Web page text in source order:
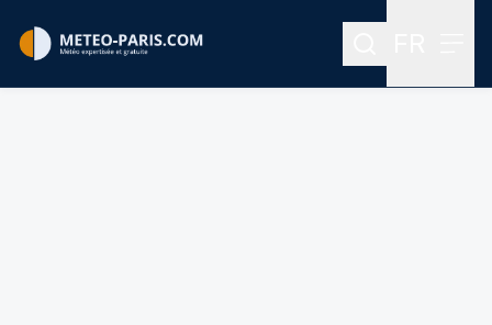
Rechercher